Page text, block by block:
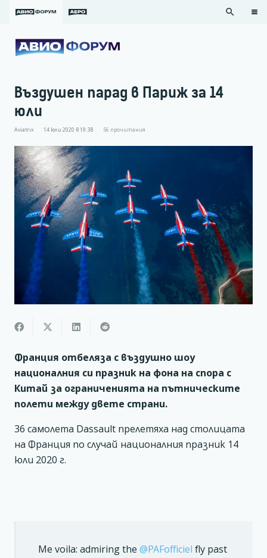
search
Въздушен парад в Париж за 14
юли
Aviatrix 14 юли 2020 в 19:38 56 прочитания
Франция отбеляза с въздушно шоу
националния си празник на фона на спора с
Китай за ограниченията на пътническите
полети между двете страни.
36 самолета Dassault прелетяха над столицата
на Франция по случай националния празник 14
юли 2020 г.
Me voila: admiring the @PAFofficiel fly past